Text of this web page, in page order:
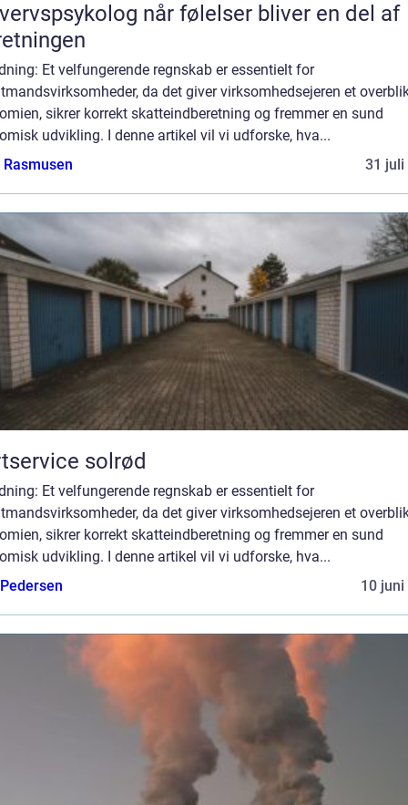
når følelser bliver en del af
Et velfungerende regnskab er essentielt for
da det giver virksomhedsejeren et
sikrer korrekt skatteindberetning og fremmer en sund
udvikling. I denne artikel vil vi udforske, hva...
31 juli
solrød
Et velfungerende regnskab er essentielt for
da det giver virksomhedsejeren et
sikrer korrekt skatteindberetning og fremmer en sund
udvikling. I denne artikel vil vi udforske, hva...
10 juni